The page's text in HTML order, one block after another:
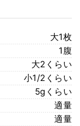
大1枚
1腹
大2くらい
小1/2くらい
5gくらい
適量
適量